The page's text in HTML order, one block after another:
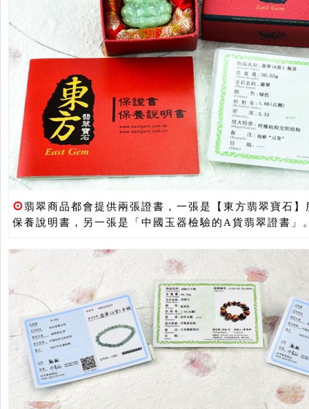
⊙翡翠商品都會提供兩張證書，一張是【東方翡翠寶石
保養說明書，另一張是「中國玉器檢驗的A貨翡翠證書」